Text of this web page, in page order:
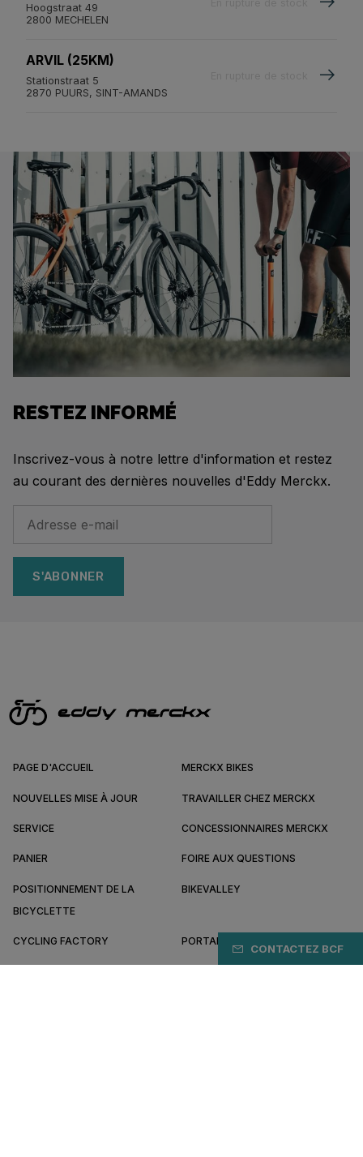
Hoogstraat 49
2800 MECHELEN
ARVIL (25KM)
Stationstraat 5
2870 PUURS, SINT-AMANDS
CONTACTEZ BCF
RESTEZ INFORMÉ
Inscrivez-vous à notre lettre d'information et restez
au courant des dernières nouvelles d'Eddy Merckx.
S'ABONNER
PAGE D'ACCUEIL MERCKX BIKES
NOUVELLES MISE À JOUR TRAVAILLER CHEZ MERCKX
SERVICE CONCESSIONNAIRES MERCKX
PANIER FOIRE AUX QUESTIONS
POSITIONNEMENT DE LA
BICYCLETTE
BIKEVALLEY
CYCLING FACTORY PORTAIL B2B